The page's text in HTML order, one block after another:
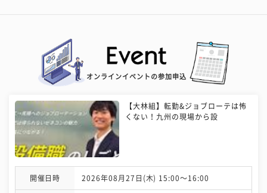
オンラインイベントの参加申込
【大林組】転勤&ジョブローテは怖
くない！九州の現場から設
開催日時 2026年08月27日(木) 15:00〜16:00